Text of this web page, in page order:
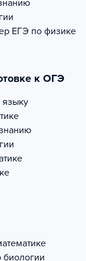
ЕГЭ по физике
к ОГЭ